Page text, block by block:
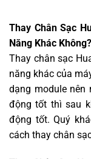
Thay Chân Sạc
Năng Khác Không?
Thay chân sạc
năng khác của
dạng module nên
động tốt thì sau
động tốt. Quý
cách thay chân